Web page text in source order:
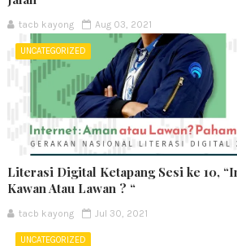
tacb kayong Aug 03, 2021
UNCATEGORIZED
Literasi Digital Ketapang Sesi ke 10,
Kawan Atau Lawan ? “
tacb kayong Jul 30, 2021
UNCATEGORIZED